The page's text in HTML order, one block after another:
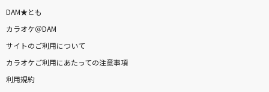
DAM★とも
カラオケ＠DAM
サイトのご利用について
カラオケご利用にあたっての注意事項
利用規約